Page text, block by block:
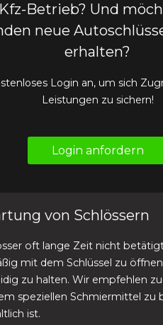
Betrieb? Und
neue
erhalten?
Login an, um sich
Leistungen zu sichern!
Login anfordern
von Schlössern
oft lange Zeit nicht
mit dem Schlüssel zu
zu halten. Wir empfehlen
speziellen Schmiermittel zu
ist.